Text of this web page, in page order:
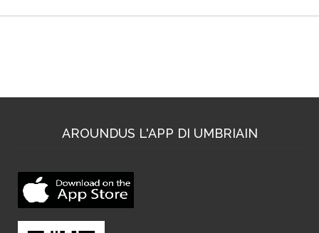
AROUNDUS L'APP DI UMBRIAIN